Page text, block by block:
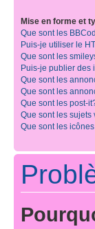
Mise en forme et
Que sont les
Puis-je utiliser le
Que sont les
Puis-je publier des
Que sont les
Que sont les
Que sont les post-
Que sont les sujets
Que sont les